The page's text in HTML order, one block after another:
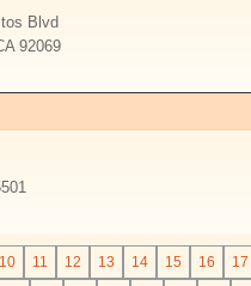
Blvd
92069
10 11 12 13 14 15 16
17